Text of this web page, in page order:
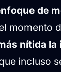
de
momento
nítida la
incluso